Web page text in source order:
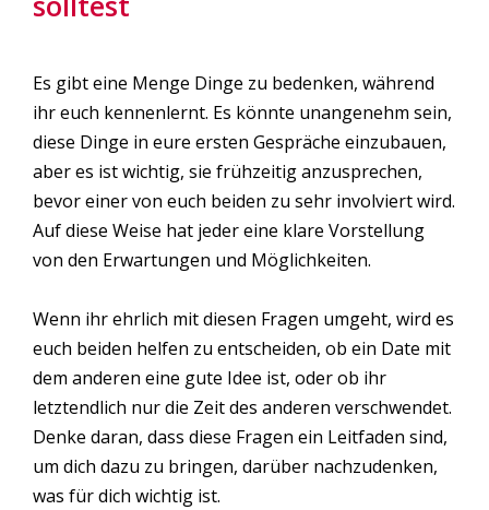
Es gibt eine Menge Dinge zu bedenken, während
ihr euch kennenlernt. Es könnte unangenehm sein,
diese Dinge in eure ersten Gespräche einzubauen,
aber es ist wichtig, sie frühzeitig anzusprechen,
bevor einer von euch beiden zu sehr involviert wird.
Auf diese Weise hat jeder eine klare Vorstellung
von den Erwartungen und Möglichkeiten.
Wenn ihr ehrlich mit diesen Fragen umgeht, wird es
euch beiden helfen zu entscheiden, ob ein Date mit
dem anderen eine gute Idee ist, oder ob ihr
letztendlich nur die Zeit des anderen verschwendet.
Denke daran, dass diese Fragen ein Leitfaden sind,
um dich dazu zu bringen, darüber nachzudenken,
was für dich wichtig ist.